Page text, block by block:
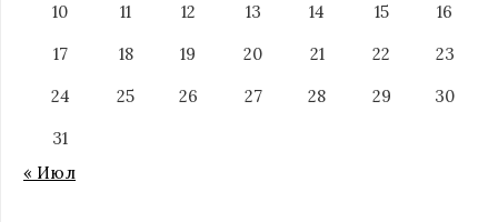
10
11 12 13 14 15
16
17
18 19 20 21 22
23
24
25 26 27 28 29
30
31
« Июл